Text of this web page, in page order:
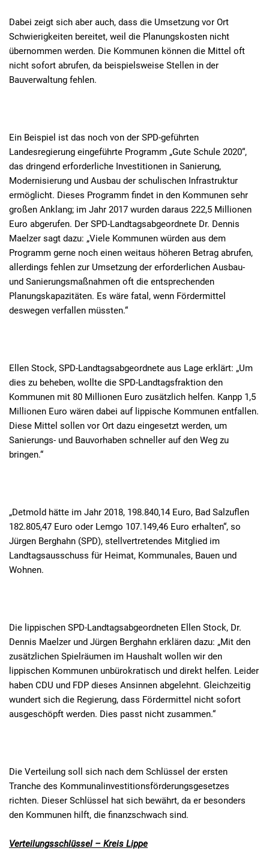
Dabei zeigt sich aber auch, dass die Umsetzung vor Ort
Schwierigkeiten bereitet, weil die Planungskosten nicht
übernommen werden. Die Kommunen können die Mittel oft
nicht sofort abrufen, da beispielsweise Stellen in der
Bauverwaltung fehlen.
Ein Beispiel ist das noch von der SPD-geführten
Landesregierung eingeführte Programm „Gute Schule 2020“,
das dringend erforderliche Investitionen in Sanierung,
Modernisierung und Ausbau der schulischen Infrastruktur
ermöglicht. Dieses Programm findet in den Kommunen sehr
großen Anklang; im Jahr 2017 wurden daraus 222,5 Millionen
Euro abgerufen. Der SPD-Landtagsabgeordnete Dr. Dennis
Maelzer sagt dazu: „Viele Kommunen würden aus dem
Programm gerne noch einen weitaus höheren Betrag abrufen,
allerdings fehlen zur Umsetzung der erforderlichen Ausbau-
und Sanierungsmaßnahmen oft die entsprechenden
Planungskapazitäten. Es wäre fatal, wenn Fördermittel
deswegen verfallen müssten.“
Ellen Stock, SPD-Landtagsabgeordnete aus Lage erklärt: „Um
dies zu beheben, wollte die SPD-Landtagsfraktion den
Kommunen mit 80 Millionen Euro zusätzlich helfen. Kanpp 1,5
Millionen Euro wären dabei auf lippische Kommunen entfallen.
Diese Mittel sollen vor Ort dazu eingesetzt werden, um
Sanierungs- und Bauvorhaben schneller auf den Weg zu
bringen.“
„Detmold hätte im Jahr 2018, 198.840,14 Euro, Bad Salzuflen
182.805,47 Euro oder Lemgo 107.149,46 Euro erhalten“, so
Jürgen Berghahn (SPD), stellvertretendes Mitglied im
Landtagsausschuss für Heimat, Kommunales, Bauen und
Wohnen.
Die lippischen SPD-Landtagsabgeordneten Ellen Stock, Dr.
Dennis Maelzer und Jürgen Berghahn erklären dazu: „Mit den
zusätzlichen Spielräumen im Haushalt wollen wir den
lippischen Kommunen unbürokratisch und direkt helfen. Leider
haben CDU und FDP dieses Ansinnen abgelehnt. Gleichzeitig
wundert sich die Regierung, dass Fördermittel nicht sofort
ausgeschöpft werden. Dies passt nicht zusammen.“
Die Verteilung soll sich nach dem Schlüssel der ersten
Tranche des Kommunalinvestitionsförderungsgesetzes
richten. Dieser Schlüssel hat sich bewährt, da er besonders
den Kommunen hilft, die finanzschwach sind.
Verteilungsschlüssel – Kreis Lippe